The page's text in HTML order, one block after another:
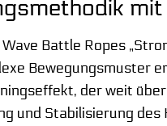
Battle Ropes
Bewegungsmuster
der weit
und Stabilisierung